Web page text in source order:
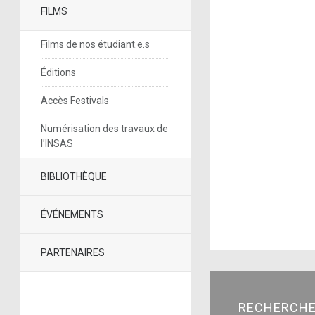
FILMS
Films de nos étudiant.e.s
Éditions
Accès Festivals
Numérisation des travaux de
l’INSAS
BIBLIOTHÈQUE
ÉVÉNEMENTS
PARTENAIRES